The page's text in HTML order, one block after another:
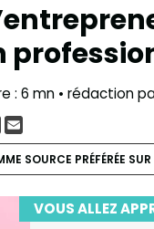
: 6 mn • rédaction
LinkedIn
SOURCE PRÉFÉRÉE
VOUS ALLEZ